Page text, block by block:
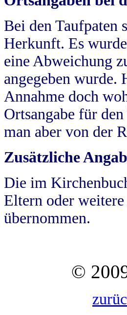
Bei den Taufpaten
Herkunft. Es
eine Abweichung
angegeben wurde.
Annahme doch
Ortsangabe für
man aber von der
Zusätzliche
Die im
Eltern oder
übernommen.
©